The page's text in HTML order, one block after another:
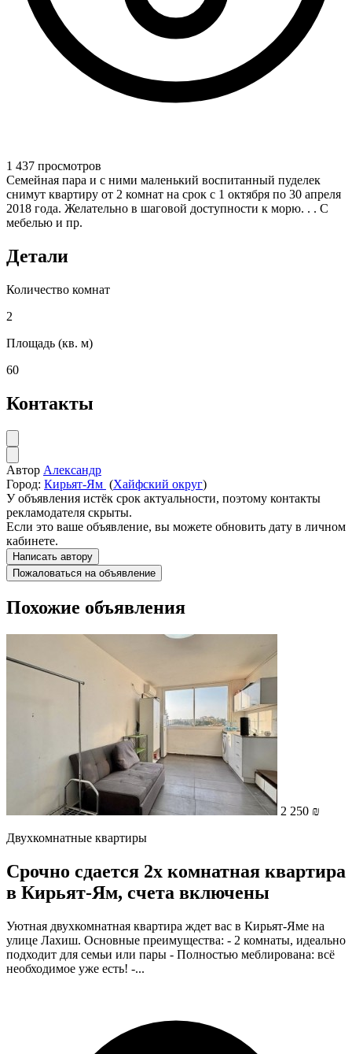
1 437 просмотров
Семейная пара и с ними маленький воспитанный пуделек
снимут квартиру от 2 комнат на срок с 1 октября по 30 апреля
2018 года. Желательно в шаговой доступности к морю. . . С
мебелью и пр.
Детали
Количество комнат
2
Площадь (кв. м)
60
Контакты
Автор Александр
Город: Кирьят-Ям (Хайфский округ)
У объявления истёк срок актуальности, поэтому контакты
рекламодателя скрыты.
Если это ваше объявление, вы можете обновить дату в личном
кабинете.
Написать автору
Пожаловаться на объявление
Похожие объявления
2 250 ₪
Двухкомнатные квартиры
Срочно сдается 2х комнатная квартира
в Кирьят-Ям, счета включены
Уютная двухкомнатная квартира ждет вас в Кирьят-Яме на
улице Лахиш. Основные преимущества: - 2 комнаты, идеально
подходит для семьи или пары - Полностью меблирована: всё
необходимое уже есть! -...